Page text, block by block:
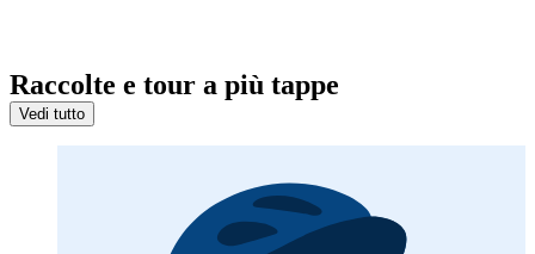
Raccolte e tour a più tappe
Vedi tutto